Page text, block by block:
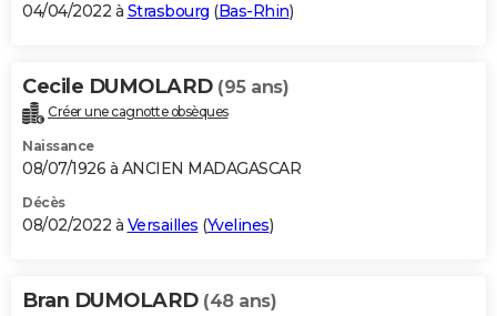
04/04/2022 à Strasbourg (Bas-Rhin)
Cecile DUMOLARD (95 ans)
Créer une cagnotte obsèques
Naissance
08/07/1926 à ANCIEN MADAGASCAR
Décès
08/02/2022 à Versailles (Yvelines)
Bran DUMOLARD (48 ans)